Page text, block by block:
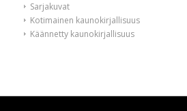
Sarjakuvat
Kotimainen kaunokirjallisuus
Käännetty kaunokirjallisuus